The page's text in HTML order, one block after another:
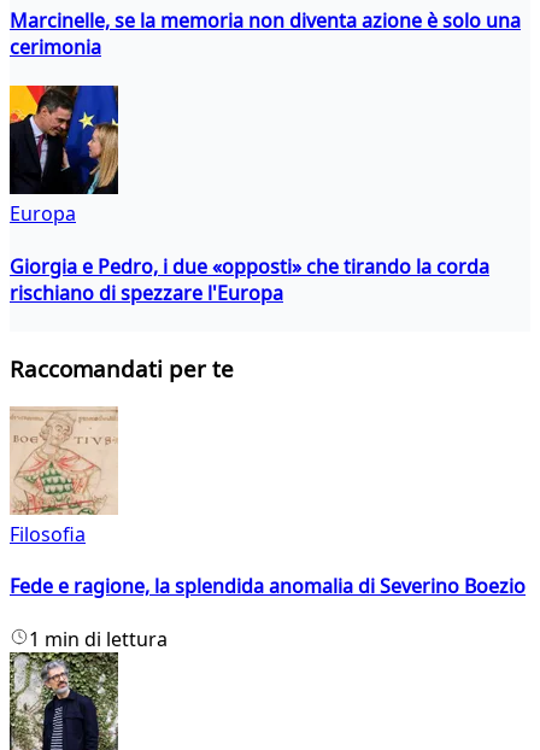
Marcinelle, se la memoria non diventa azione è solo una
cerimonia
Europa
Giorgia e Pedro, i due «opposti» che tirando la corda
rischiano di spezzare l'Europa
Raccomandati per te
Filosofia
Fede e ragione, la splendida anomalia di Severino Boezio
1 min di lettura